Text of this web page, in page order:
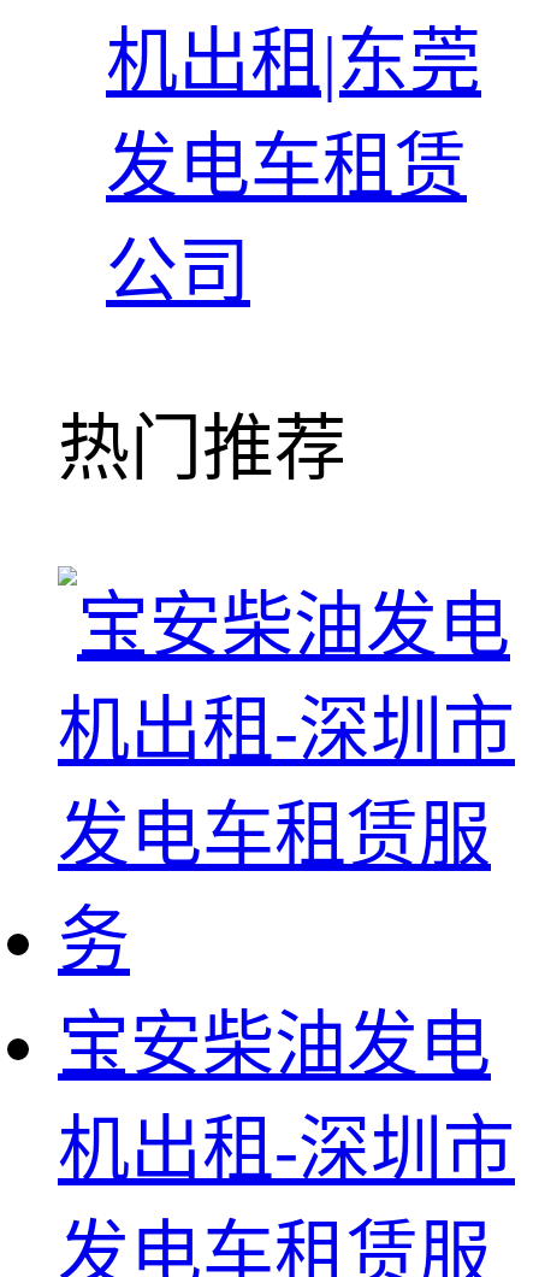
机出租|东莞
发电车租赁
公司
热门推荐
宝安柴油发电
机出租-深圳市
发电车租赁服